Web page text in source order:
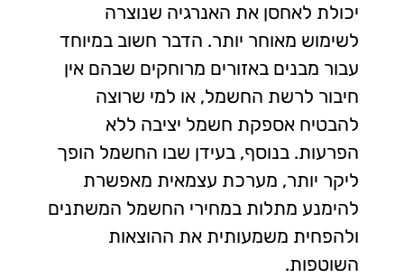
יכולת לאחסן את האנרגיה שנוצרה
לשימוש מאוחר יותר. הדבר חשוב במיוחד
עבור מבנים באזורים מרוחקים שבהם אין
חיבור לרשת החשמל, או למי שרוצה
להבטיח אספקת חשמל יציבה ללא
הפרעות. בנוסף, בעידן שבו החשמל הופך
ליקר יותר, מערכת עצמאית מאפשרת
להימנע מתלות במחירי החשמל המשתנים
ולהפחית משמעותית את ההוצאות
השוטפות.